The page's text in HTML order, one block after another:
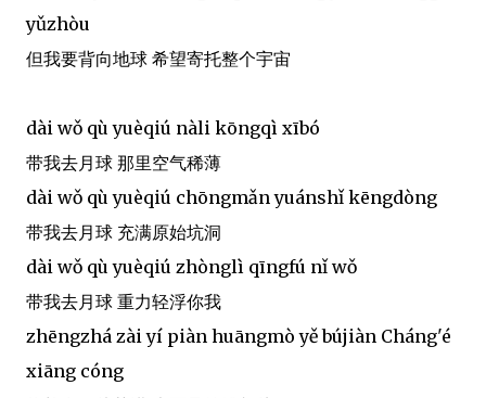
yǔzhòu
但我要背向地球 希望寄托整个宇宙
dài wǒ qù yuèqiú nàli kōngqì xībó
带我去月球 那里空气稀薄
dài wǒ qù yuèqiú chōngmǎn yuánshǐ kēngdòng
带我去月球 充满原始坑洞
dài wǒ qù yuèqiú zhònglì qīngfú nǐ wǒ
带我去月球 重力轻浮你我
zhēngzhá zài yí piàn huāngmò yě bújiàn Cháng'é
xiāng cóng